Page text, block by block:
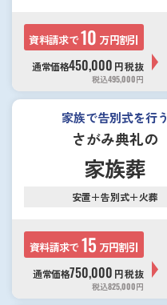
資料請求で10 万円割引
通常価格450,000 円税抜
税込495,000円
家族で告別式を行う
さがみ典礼の
家族葬
安置＋告別式＋火葬
資料請求で15 万円割引
通常価格750,000 円税抜
税込825,000円